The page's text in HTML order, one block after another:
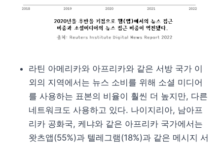
라틴 아메리카와 아프리카와 같은 서방 국가 이
외의 지역에서는 뉴스 소비를 위해 소셜 미디어
를 사용하는 표본의 비율이 훨씬 더 높지만, 다른
네트워크도 사용하고 있다. 나이지리아, 남아프
리카 공화국, 케냐와 같은 아프리카 국가에서는
왓츠앱(55%)과 텔레그램(18%)과 같은 메시지 서